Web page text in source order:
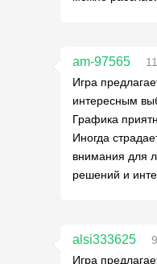
am-97565
Игра
интересным
Графика
Иногда
внимания для
решений и
alsi333625
Игра